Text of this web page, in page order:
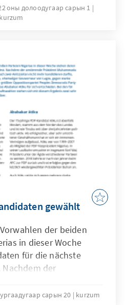
von Rassismus und
und ihre konkreten
оны долоодугаар сарын 1
kurzum
gewählt
der beiden
in dieser Woche
für die nächste
der
(APC) nach zwei
сарын 20 kurzum